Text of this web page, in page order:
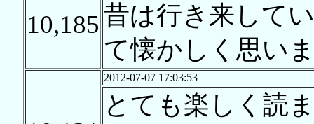
10,185昔は行き来して
て懐かしく思い
2012-07-07 17:03:53
とても楽しく読